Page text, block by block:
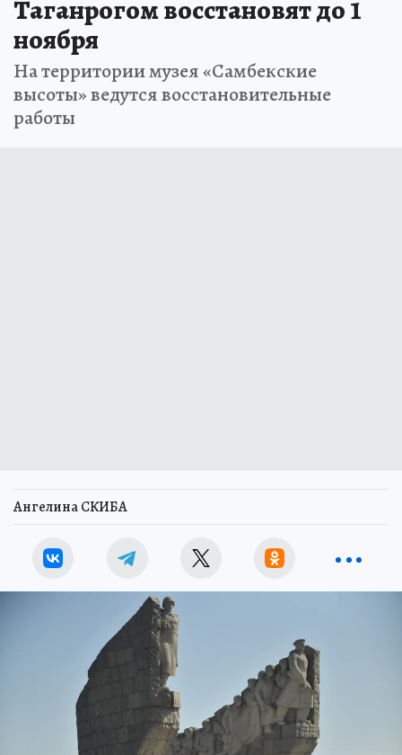
Таганрогом восстановят до 1
ноября
На территории музея «Самбекские
высоты» ведутся восстановительные
работы
Ангелина СКИБА